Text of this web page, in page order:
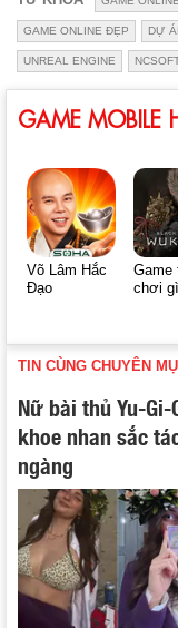
GAME ONLINE ĐẸP DỰ
UNREAL ENGINE
GAME MOBILE
Võ Lâm Hắc
Đạo
Game
chơi gì
TIN CÙNG CHUYÊN
Nữ bài thủ Yu-
khoe nhan sắc
ngàng